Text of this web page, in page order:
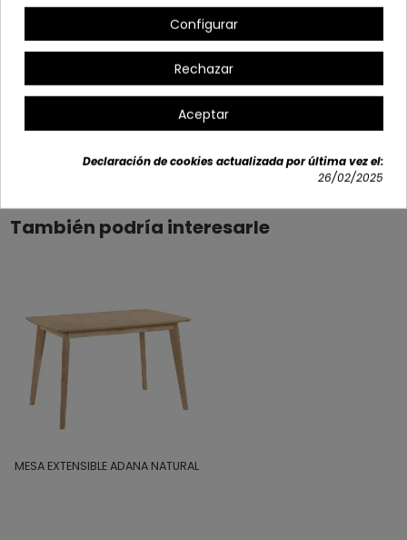
Opciones disponibles
También podría interesarle
MESA EXTENSIBLE ADANA NATURAL
Configurar
Rechazar
Aceptar
Declaración de cookies actualizada por última vez el:
26/02/2025